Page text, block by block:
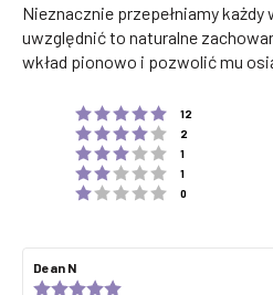
Nieznacznie przepełniamy każdy
uwzględnić to naturalne
wkład pionowo i pozwolić mu
Rating 5 out
12
Rating 4 out
2
Rating 3 out
1
Rating 2 out
1
Rating 1 out
0
Review
author:
Dean N
date: